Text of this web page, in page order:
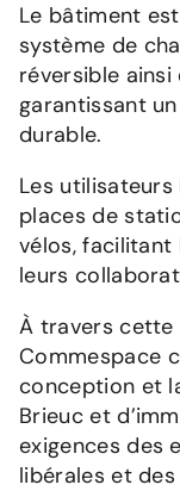
Le bâtiment
système de
réversible
garantissant
durable.
Les
places de
vélos,
leurs
À travers cette
Commespace
conception et
Brieuc et
exigences des
libérales et